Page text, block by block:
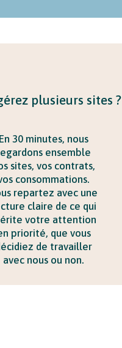
plusieurs sites ?
En 30 minutes, nous
ensemble
sites, vos contrats,
consommations.
repartez avec une
claire de ce qui
votre attention
priorité, que vous
de travailler
avec nous ou non.